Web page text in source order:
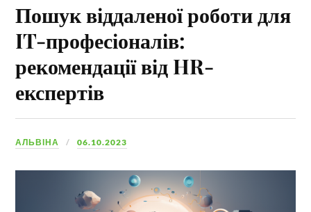
Пошук віддаленої роботи для
IT-професіоналів:
рекомендації від HR-
експертів
АЛЬВІНА 06.10.2023